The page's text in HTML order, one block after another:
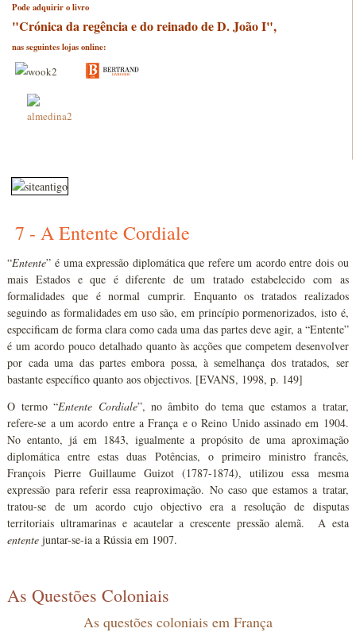
Pode adquirir o livro
"Crónica da regência e do reinado de D. João I",
nas seguintes lojas online:
7 - A Entente Cordiale
“Entente” é uma expressão diplomática que refere um acordo entre dois ou
mais Estados e que é diferente de um tratado estabelecido com as
formalidades que é normal cumprir. Enquanto os tratados realizados
seguindo as formalidades em uso são, em princípio pormenorizados, isto é,
especificam de forma clara como cada uma das partes deve agir, a “Entente”
é um acordo pouco detalhado quanto às acções que competem desenvolver
por cada uma das partes embora possa, à semelhança dos tratados, ser
bastante específico quanto aos objectivos. [EVANS, 1998, p. 149]
O termo “Entente Cordiale”, no âmbito do tema que estamos a tratar,
refere-se a um acordo entre a França e o Reino Unido assinado em 1904.
No entanto, já em 1843, igualmente a propósito de uma aproximação
diplomática entre estas duas Potências, o primeiro ministro francês,
François Pierre Guillaume Guizot (1787-1874), utilizou essa mesma
expressão para referir essa reaproximação. No caso que estamos a tratar,
tratou-se de um acordo cujo objectivo era a resolução de disputas
territoriais ultramarinas e acautelar a crescente pressão alemã. A esta
entente juntar-se-ia a Rússia em 1907.
As Questões Coloniais
As questões coloniais em França